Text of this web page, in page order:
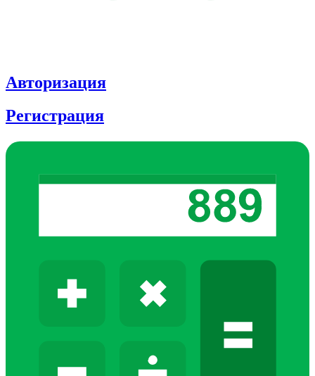
Авторизация
Регистрация